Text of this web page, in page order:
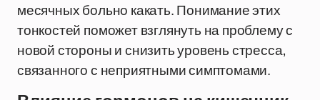
месячных больно какать. Понимание этих
тонкостей поможет взглянуть на проблему с
новой стороны и снизить уровень стресса,
связанного с неприятными симптомами.